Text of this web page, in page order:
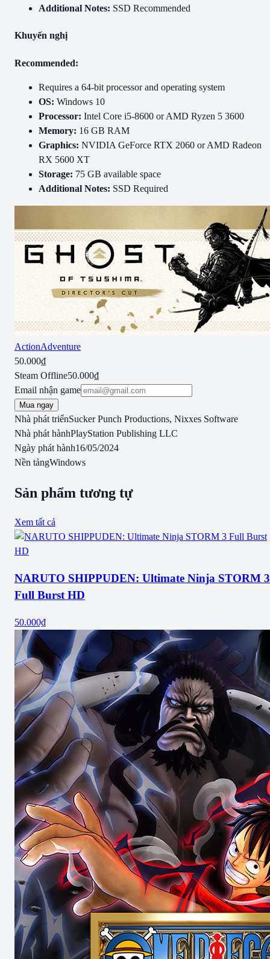
Additional Notes: SSD Recommended
Khuyến nghị
Recommended:
Requires a 64-bit processor and operating system
OS: Windows 10
Processor: Intel Core i5-8600 or AMD Ryzen 5 3600
Memory: 16 GB RAM
Graphics: NVIDIA GeForce RTX 2060 or AMD Radeon
RX 5600 XT
Storage: 75 GB available space
Additional Notes: SSD Required
ActionAdventure
50.000₫
Steam Offline50.000₫
Email nhận game
Mua ngay
Nhà phát triểnSucker Punch Productions, Nixxes Software
Nhà phát hànhPlayStation Publishing LLC
Ngày phát hành16/05/2024
Nền tảngWindows
Sản phẩm tương tự
Xem tất cả
NARUTO SHIPPUDEN: Ultimate Ninja STORM 3
Full Burst HD
50.000₫